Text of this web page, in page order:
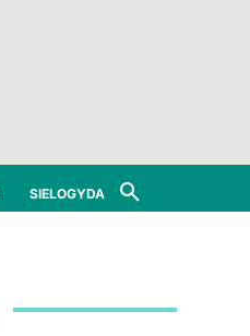
SIELOGYDA